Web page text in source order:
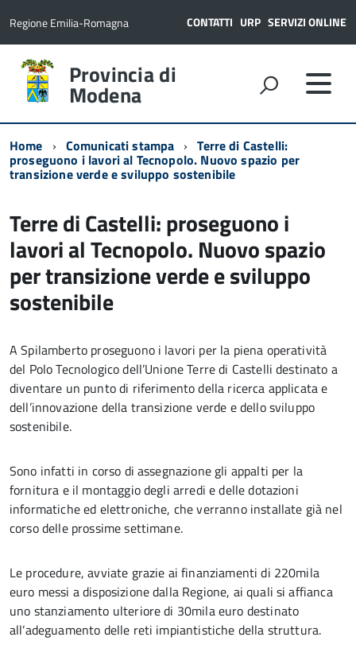
Regione Emilia-Romagna CONTATTI URP SERVIZI ONLINE
Provincia di
Modena
Home Comunicati stampa Terre di Castelli:
proseguono i lavori al Tecnopolo. Nuovo spazio per
transizione verde e sviluppo sostenibile
Terre di Castelli: proseguono i
lavori al Tecnopolo. Nuovo spazio
per transizione verde e sviluppo
sostenibile
A Spilamberto proseguono i lavori per la piena operatività
del Polo Tecnologico dell’Unione Terre di Castelli destinato a
diventare un punto di riferimento della ricerca applicata e
dell’innovazione della transizione verde e dello sviluppo
sostenibile.
Sono infatti in corso di assegnazione gli appalti per la
fornitura e il montaggio degli arredi e delle dotazioni
informatiche ed elettroniche, che verranno installate già nel
corso delle prossime settimane.
Le procedure, avviate grazie ai finanziamenti di 220mila
euro messi a disposizione dalla Regione, ai quali si affianca
uno stanziamento ulteriore di 30mila euro destinato
all’adeguamento delle reti impiantistiche della struttura.